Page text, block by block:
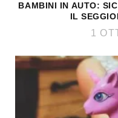
BAMBINI IN AUTO:
IL
1